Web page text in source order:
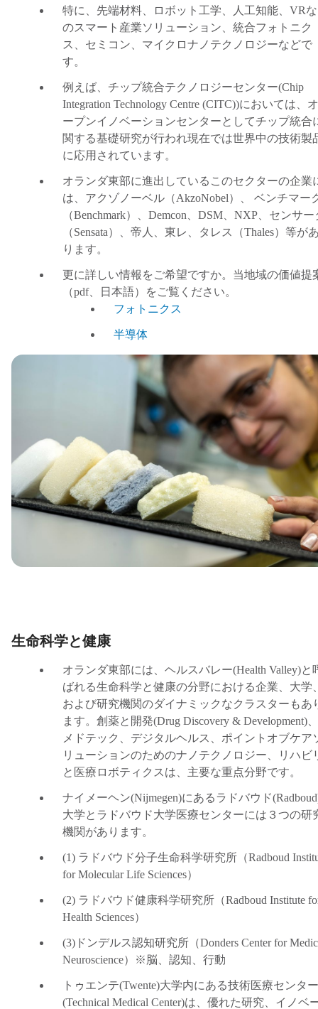
特に、先端材料、ロボット工学、人工知能、 VR
のスマート産業ソリューション、統合フォトニク
ス、セミコン、マイクロナノテクノロジーなどで
す。
例えば、チップ統合テクノロジーセンター(Chip
Integration Technology Centre (CITC))においては、オ
ープンイノベーションセンターとしてチップ統合
関する基礎研究が行われ現在では世界中の技術製
に応用されています。
オランダ東部に進出しているこのセクターの企業
は、アクゾノーベル（AkzoNobel）、
ベンチマー
（Benchmark）、 Demcon DSM NXP 、センサー
（Sensata）、帝人、東レ、タレス（Thales）等が
ります。
更に詳しい情報をご希望ですか。当地域の価値提
（pdf、日本語）
をご覧ください。
フォトニクス
半導体
生命科学と健康
オランダ東部には、ヘルスバレー(Health Valley)と
ばれる生命科学と健康の分野における企業、大学
および研究機関のダイナミックなクラスターもあ
ます。創薬と開発(Drug Discovery & Development)
メドテック、デジタルヘルス、ポイントオブケア
リューションのためのナノテクノロジー、リハビ
と医療ロボティクスは、主要な重点分野です。
ナイメーヘン(Nijmegen)にあるラドバウド
大学とラドバウド大学医療センターには ３ つの研
機関があります。
(1) ラドバウド分子生命科学研究所 （Radboud
for Molecular Life Sciences）
(2) ラドバウド健康科学研究所 （Radboud Institute
Health Sciences）
(3) ドンデルス認知研究所 （Donders Center for
Neuroscience）※ 脳、認知、行動
トゥエンテ(Twente)大学内にある技術医療センター
(Technical Medical Center)は、優れた研究、イノベ